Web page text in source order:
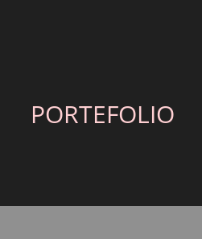
PORTEFOLIO